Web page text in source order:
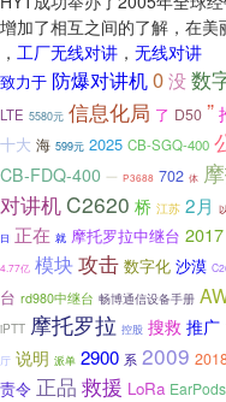
增加了相互之间的了解，在美
， 工厂无线对讲 ， 无线对讲
致力于 防爆对讲机0没数
LTE 5580元 信息化局 了 D50 ”
十大 海 599元 2025 CB-SGQ-400
CB-FDQ-400 一 P3688 702 体
对讲机 C2620 桥 江苏 2月 以
日 正在 就 摩托罗拉中继台 2017
4.77亿 模块攻击 数字化 沙漠
台 rd980中继台 畅博通信设备手册
iPTT 摩托罗拉 控股 搜救 推广
厅 说明 派单 2900 系 2009
责令 正品 救援 LoRa EarPods